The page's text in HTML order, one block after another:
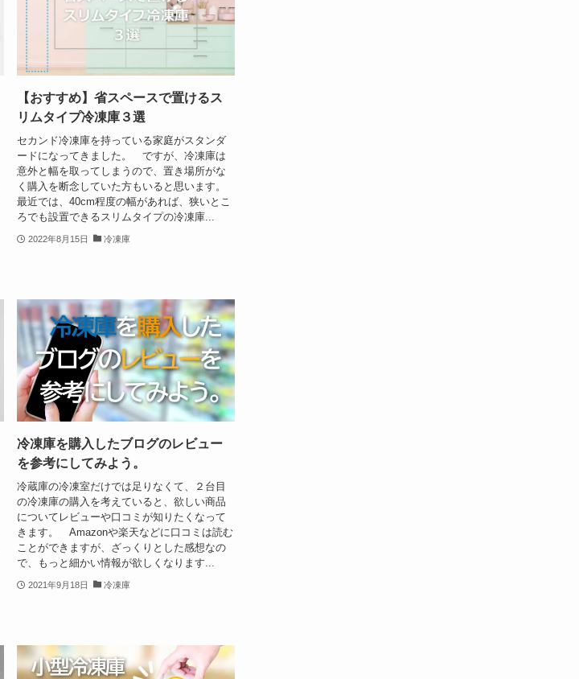
【おすすめ】省スペースで置けるス
リムタイプ冷凍庫３選
セカンド冷凍庫を持っている家庭がスタンダ
ードになってきました。 ですが、冷凍庫は
意外と幅を取ってしまうので、置き場所がな
く購入を断念していた方もいると思います。
最近では、40cm程度の幅があれば、狭いとこ
ろでも設置できるスリムタイプの冷凍庫...
2022年8月15日 冷凍庫
冷凍庫を購入したブログのレビュー
を参考にしてみよう。
冷蔵庫の冷凍室だけでは足りなくて、２台目
の冷凍庫の購入を考えていると、欲しい商品
についてレビューや口コミが知りたくなって
きます。 Amazonや楽天などに口コミは読む
ことができますが、ざっくりとした感想なの
で、もっと細かい情報が欲しくなります...
2021年9月18日 冷凍庫